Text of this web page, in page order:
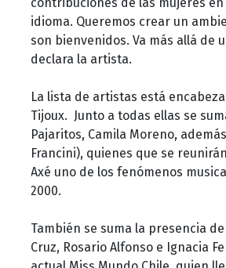
idioma. Queremos crear un
son bienvenidos. Va más allá de
declara la artista.
La lista de artistas está
Tijoux. Junto a todas ellas se
Pajaritos, Camila Moreno,
Francini), quienes que se
Axé uno de los fenómenos
2000.
También se suma la presencia
Cruz, Rosario Alfonso e Ignacia